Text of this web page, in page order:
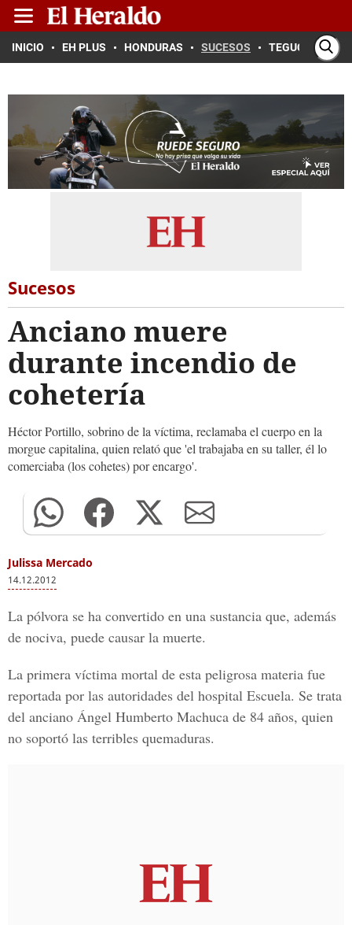
INICIO EH PLUS HONDURAS SUCESOS TEGUCIGALPA
Sucesos
Anciano muere
durante incendio de
cohetería
Héctor Portillo, sobrino de la víctima, reclamaba el cuerpo en la
morgue capitalina, quien relató que 'el trabajaba en su taller, él lo
comerciaba (los cohetes) por encargo'.
Julissa Mercado
14.12.2012
La pólvora se ha convertido en una sustancia que, además
de nociva, puede causar la muerte.
La primera víctima mortal de esta peligrosa materia fue
reportada por las autoridades del hospital Escuela. Se trata
del anciano Ángel Humberto Machuca de 84 años, quien
no soportó las terribles quemaduras.